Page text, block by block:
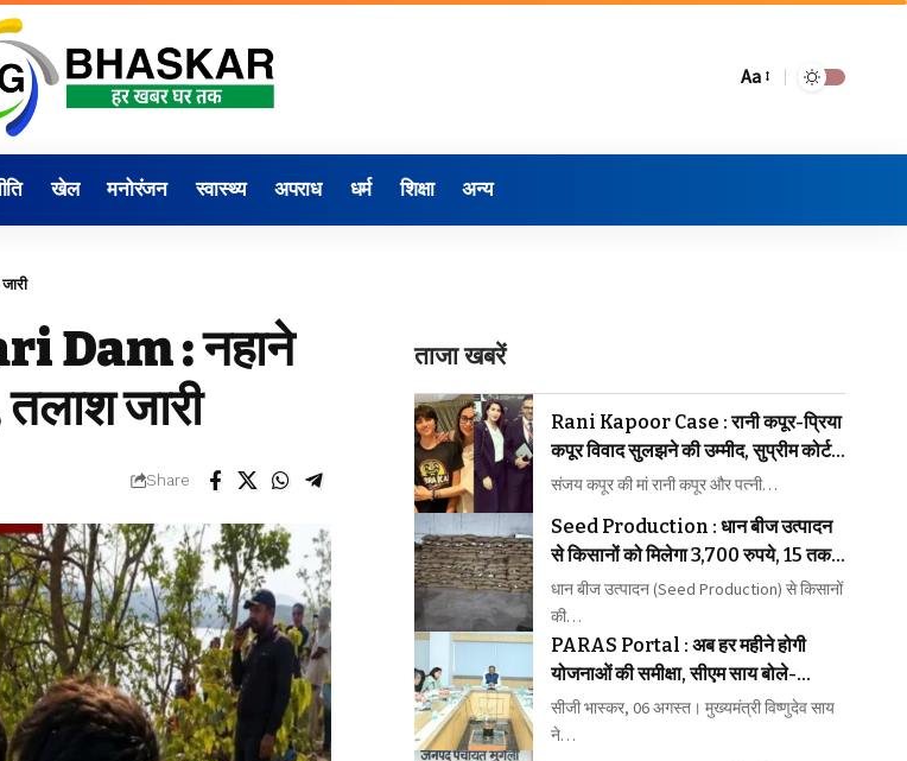
Aa
खेल मनोरंजन स्वास्थ्य अपराध धर्म शिक्षा अन्य
Dam : नहाने
तलाश जारी
Share
ताजा खबरें
Rani Kapoor Case : रानी कपूर-प्रिया
कपूर विवाद सुलझने की उम्मीद, सुप्रीम कोर्ट ने
मध्यस्थता पर जताया भरोसा
संजय कपूर की मां रानी कपूर और पत्नी…
Seed Production : धान बीज उत्पादन
से किसानों को मिलेगा 3,700 रुपये, 15 तक
कराएं पंजीयन
धान बीज उत्पादन (Seed Production) से किसानों
की…
PARAS Portal : अब हर महीने होगी
योजनाओं की समीक्षा, सीएम साय बोले-
लापरवाही बिल्कुल बर्दाश्त नहीं
सीजी भास्कर, 06 अगस्त। मुख्यमंत्री विष्णुदेव साय
ने…